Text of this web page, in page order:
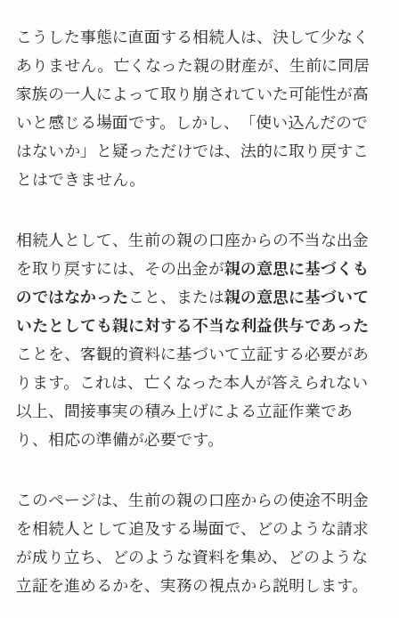
こうした事態に直面する相続人は、決して少なく
ありません。亡くなった親の財産が、生前に同居
家族の一人によって取り崩されていた可能性が高
いと感じる場面です。しかし、「使い込んだので
はないか」と疑っただけでは、法的に取り戻すこ
とはできません。
相続人として、生前の親の口座からの不当な出金
を取り戻すには、その出金が親の意思に基づくも
のではなかったこと、または親の意思に基づいて
いたとしても親に対する不当な利益供与であった
ことを、客観的資料に基づいて立証する必要があ
ります。これは、亡くなった本人が答えられない
以上、間接事実の積み上げによる立証作業であ
り、相応の準備が必要です。
このページは、生前の親の口座からの使途不明金
を相続人として追及する場面で、どのような請求
が成り立ち、どのような資料を集め、どのような
立証を進めるかを、実務の視点から説明します。